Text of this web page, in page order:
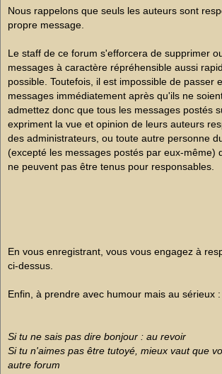
Nous rappelons que seuls les auteurs sont
propre message.
Le staff de ce forum s'efforcera de supprimer
messages à caractère répréhensible aussi
possible. Toutefois, il est impossible de passer
messages immédiatement après qu'ils ne
admettez donc que tous les messages postés
expriment la vue et opinion de leurs auteurs
des administrateurs, ou toute autre personne
(excepté les messages postés par eux-même)
ne peuvent pas être tenus pour responsables.
En vous enregistrant, vous vous engagez à
ci-dessus.
Enfin, à prendre avec humour mais au sérieux :
Si tu ne sais pas dire bonjour : au revoir
Si tu n'aimes pas être tutoyé, mieux vaut que
autre forum